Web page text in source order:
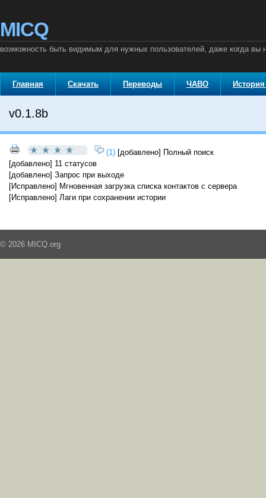
MICQ
возможность быть видимым для нужных пользователей, даже когда вы
Главная Скачать Переводы ЧАВО
v0.1.8b
(1) [добавлено] Полный поиск
[добавлено] 11 статусов
[добавлено] Запрос при выходе
[Исправлено] Мгновенная загрузка списка контактов с сервера
[Исправлено] Лаги при сохранении истории
© 2026 MICQ.org